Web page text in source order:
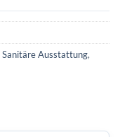
Sanitäre Ausstattung,